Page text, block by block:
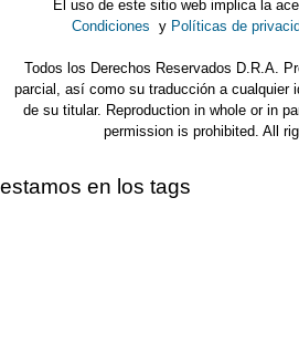
El uso de este sitio web implica la
Condiciones y Políticas de
Todos los Derechos Reservados D.R.A.
parcial, así como su traducción a cualquier
de su titular. Reproduction in whole or in
permission is prohibited. All
estamos en los tags